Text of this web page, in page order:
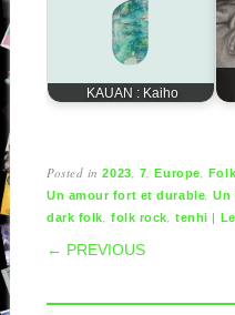
KAUAN : Kaiho
Posted in2023 7 ,Europe
Un amour fort et durable ,Un
dark folk ,folk rock ,tenhi |
POST
← PREVIOUS